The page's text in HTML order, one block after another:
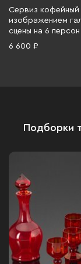
Сервиз кофейный
изображением
сцены на 6 персон
предметов),
6 600 ₽
Подборки